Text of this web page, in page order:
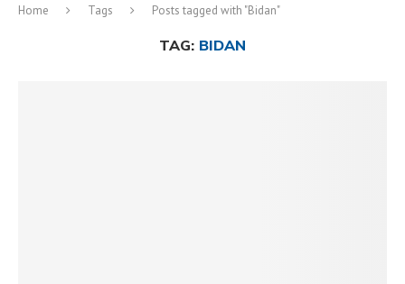
Home Tags Posts tagged with "Bidan"
TAG: BIDAN